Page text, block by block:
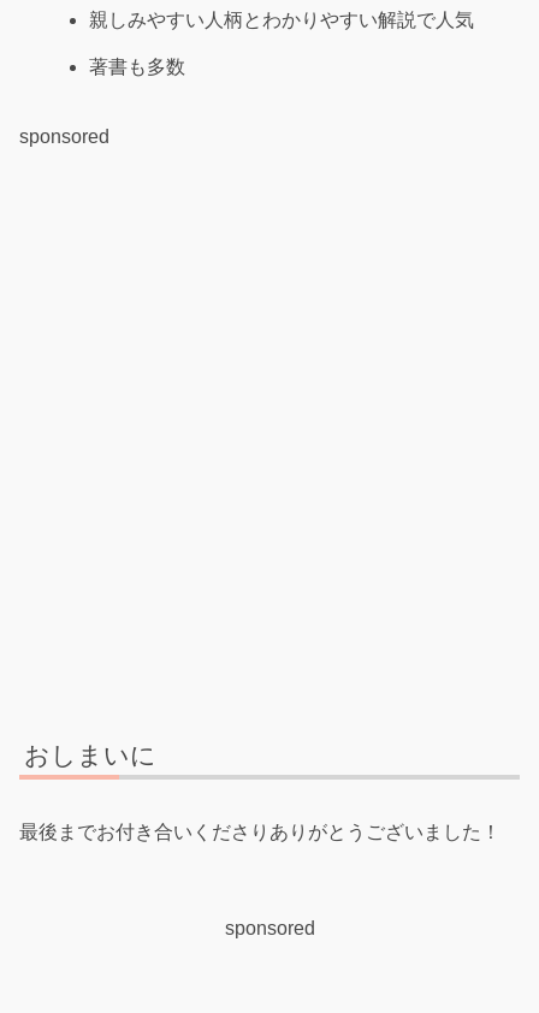
親しみやすい人柄とわかりやすい解説で人気
著書も多数
sponsored
おしまいに
最後までお付き合いくださりありがとうございました！
sponsored